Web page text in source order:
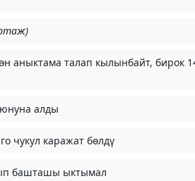
аныктама талап кылынбайт, бирок
алды
чукул каражат бөлдү
башташы ыктымал